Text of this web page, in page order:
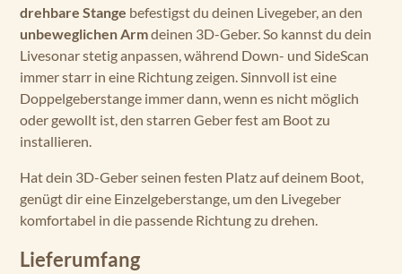
drehbare Stange befestigst du deinen Livegeber, an den
unbeweglichen Armdeinen 3D-Geber. So kannst du dein
Livesonar stetig anpassen, während Down- und SideScan
immer starr in eine Richtung zeigen. Sinnvoll ist eine
Doppelgeberstange immer dann, wenn es nicht möglich
oder gewollt ist, den starren Geber fest am Boot zu
installieren.
Hat dein 3D-Geber seinen festen Platz auf deinem Boot,
genügt dir eine Einzelgeberstange, um den Livegeber
komfortabel in die passende Richtung zu drehen.
Lieferumfang